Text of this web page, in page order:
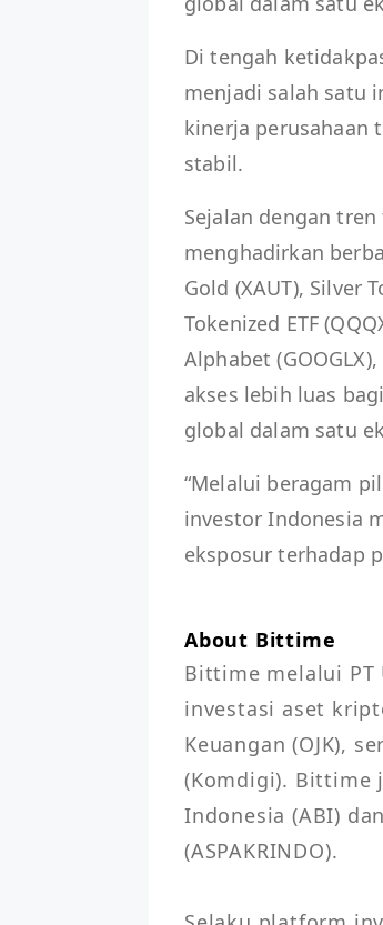
Di tengah
menjadi salah satu
kinerja perusahaan
stabil.
Sejalan dengan
menghadirkan
Gold (XAUT), Silver
Tokenized ETF
Alphabet
akses lebih luas
global dalam satu
“Melalui beragam
investor Indonesia
eksposur terhadap
About Bittime
Bittime melalui
investasi aset
Keuangan (OJK),
(Komdigi). Bittime
Indonesia (ABI)
(ASPAKRINDO).